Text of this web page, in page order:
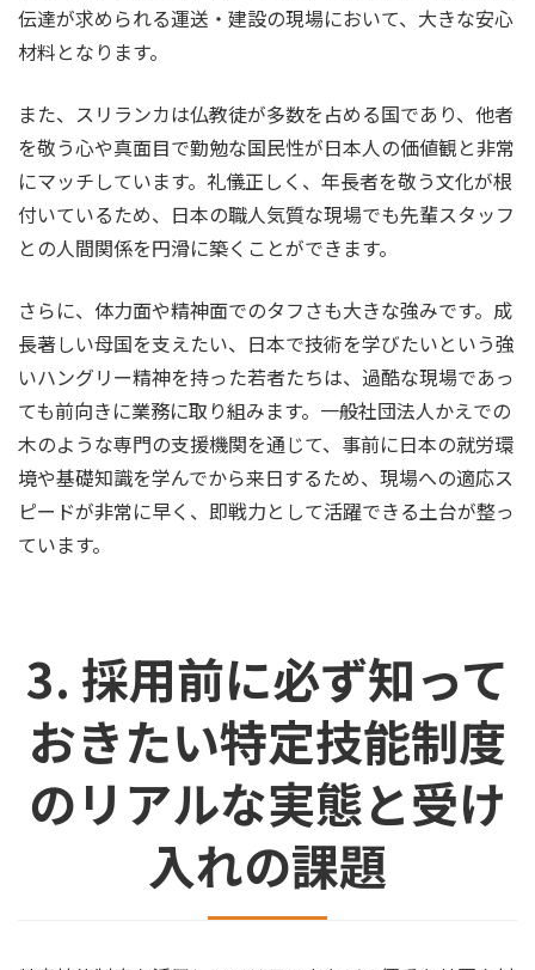
伝達が求められる運送・建設の現場において、大きな安心
材料となります。
また、スリランカは仏教徒が多数を占める国であり、他者
を敬う心や真面目で勤勉な国民性が日本人の価値観と非常
にマッチしています。礼儀正しく、年長者を敬う文化が根
付いているため、日本の職人気質な現場でも先輩スタッフ
との人間関係を円滑に築くことができます。
さらに、体力面や精神面でのタフさも大きな強みです。成
長著しい母国を支えたい、日本で技術を学びたいという強
いハングリー精神を持った若者たちは、過酷な現場であっ
ても前向きに業務に取り組みます。一般社団法人かえでの
木のような専門の支援機関を通じて、事前に日本の就労環
境や基礎知識を学んでから来日するため、現場への適応ス
ピードが非常に早く、即戦力として活躍できる土台が整っ
ています。
3. 採用前に必ず知って
おきたい特定技能制度
のリアルな実態と受け
入れの課題